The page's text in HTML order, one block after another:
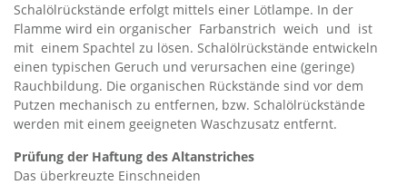
Schalölrückstände erfolgt mittels einer Lötlampe. In der
Flamme wird ein organischer Farbanstrich weich und ist
mit einem Spachtel zu lösen. Schalölrückstände entwickeln
einen typischen Geruch und verursachen eine (geringe)
Rauchbildung. Die organischen Rückstände sind vor dem
Putzen mechanisch zu entfernen, bzw. Schalölrückstände
werden mit einem geeigneten Waschzusatz entfernt.
Prüfung der Haftung des Altanstriches
Das überkreuzte Einschneiden